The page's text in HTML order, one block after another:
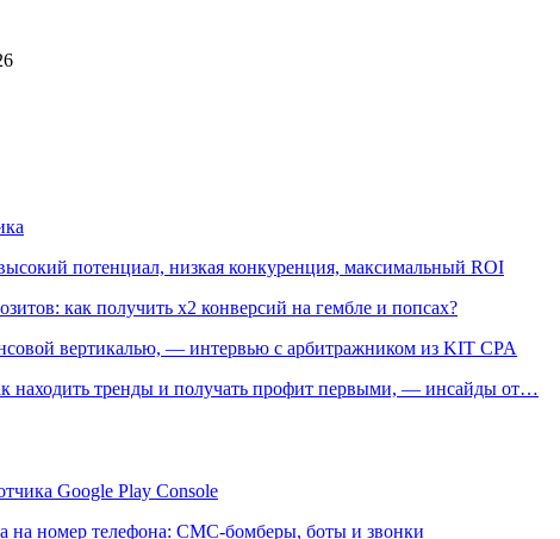
потенциал, низкая конкуренция, максимальный ROI
как получить х2 конверсий на гембле и попсах?
вертикалью, — интервью с арбитражником из KIT CPA
находить тренды и получать профит первыми, — инсайды от…
Google Play Console
на номер телефона: СМС-бомберы, боты и звонки